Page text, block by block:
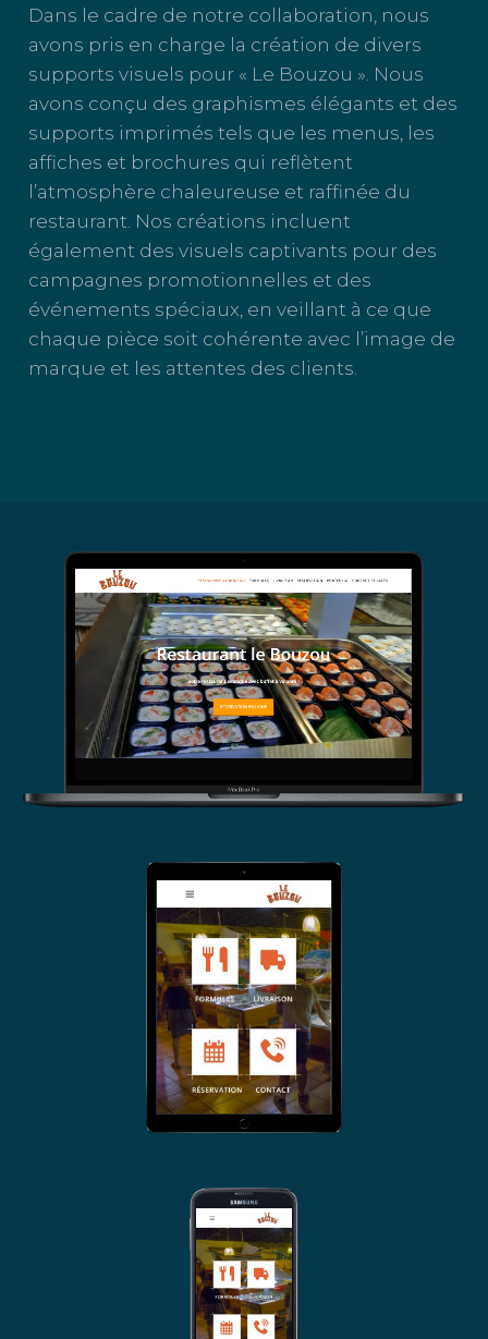
Dans le cadre de notre collaboration, nous
avons pris en charge la création de divers
supports visuels pour « Le Bouzou ». Nous
avons conçu des graphismes élégants et des
supports imprimés tels que les menus, les
affiches et brochures qui reflètent
l’atmosphère chaleureuse et raffinée du
restaurant. Nos créations incluent
également des visuels captivants pour des
campagnes promotionnelles et des
événements spéciaux, en veillant à ce que
chaque pièce soit cohérente avec l’image de
marque et les attentes des clients.